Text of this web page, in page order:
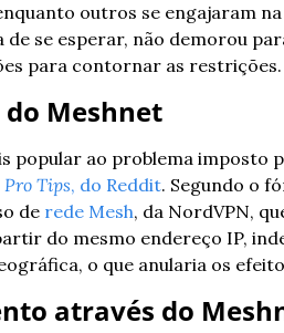
outros se engajaram
se esperar, não demorou
para contornar as restrições.
Meshnet
Tips, do Reddit. Segundo o
de rede Mesh, da NordVPN,
do mesmo endereço IP,
o que anularia os
através do